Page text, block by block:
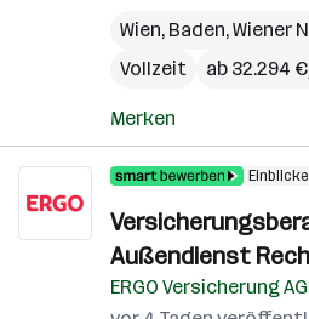
Wien, Baden,Wiener
Vollzeit
ab 32.294
Merken
Einblicke
Außendienst
ERGO Versicherung AG